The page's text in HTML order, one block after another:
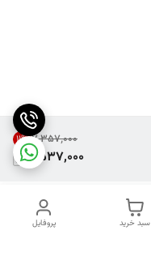
۷٬۳۵۷٬۰۰۰ 11%
6,537,000
پروفایل سبد خرید